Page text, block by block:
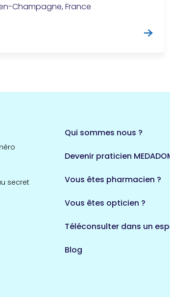
Champagne, France
secret
Qui sommes nous ?
Devenir praticien
Vous êtes pharmacien ?
Vous êtes opticien ?
Téléconsulter dans un
Blog